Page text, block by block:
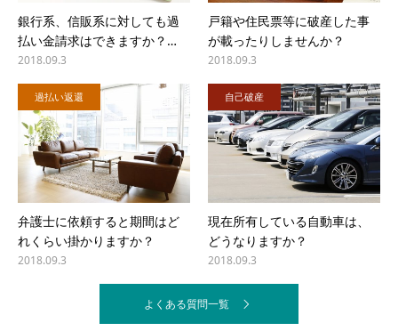
銀行系、信販系に対しても過
払い金請求はできますか？…
2018.09.3
戸籍や住民票等に破産した事
が載ったりしませんか？
2018.09.3
過払い返還
弁護士に依頼すると期間はど
れくらい掛かりますか？
2018.09.3
自己破産
現在所有している自動車は、
どうなりますか？
2018.09.3
よくある質問一覧